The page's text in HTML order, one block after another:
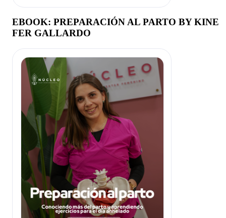
EBOOK: PREPARACIÓN AL PARTO BY KINE
FER GALLARDO